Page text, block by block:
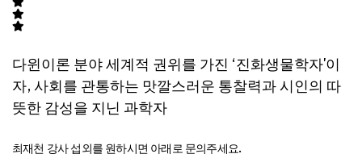
다윈이론 분야 세계적 권위를 가진 ‘진화생물학자'이
자, 사회를 관통하는 맛깔스러운 통찰력과 시인의 따
뜻한 감성을 지닌 과학자
최재천 강사 섭외를 원하시면 아래로 문의주세요.